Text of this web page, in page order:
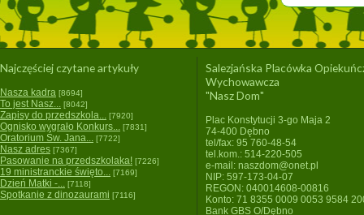
Najczęściej czytane artykuły
Nasza kadra [8694]
To jest Nasz... [8042]
Zapisy do przedszkola... [7920]
Ognisko wygrało Konkurs... [7831]
Oratorium Św. Jana... [7722]
Nasz adres [7367]
Pasowanie na przedszkolaka! [7226]
19 ministranckie święto... [7169]
Dzień Matki -... [7118]
Spotkanie z dinozaurami [7116]
Salezjańska Placówka
Wychowawcza
"Nasz Dom"
Plac Konstytucji 3-go Maja 2
74-400 Dębno
tel/fax: 95 760-48-54
tel.kom.: 514-220-505
e-mail: naszdom@onet.pl
NIP: 597-173-04-07
REGON: 040014608-00816
Konto: 71 8355 0009 0053 9584
Bank GBS O/Dębno